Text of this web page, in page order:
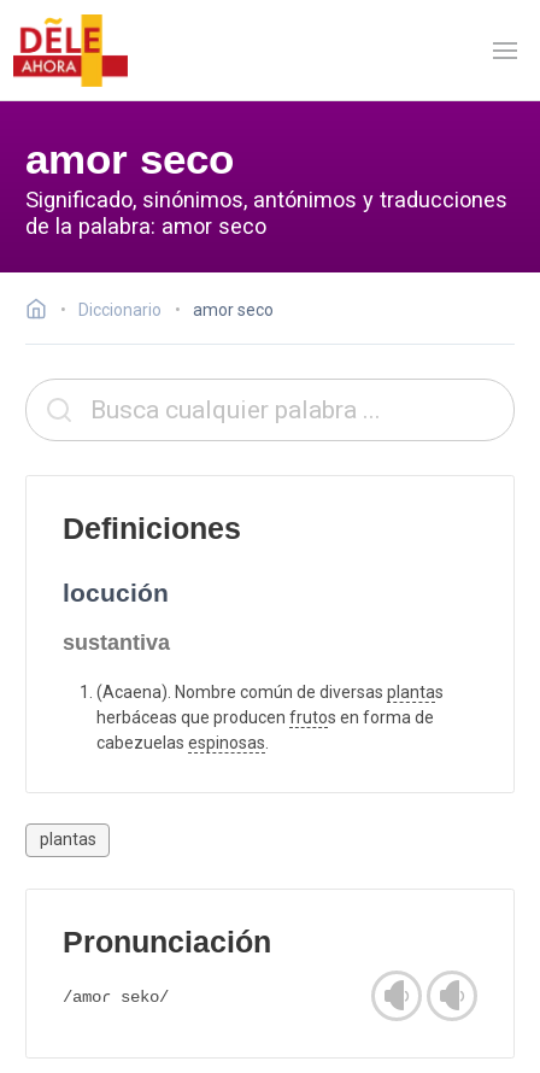
amor seco
Significado, sinónimos, antónimos y traducciones
de la palabra: amor seco
Diccionario amor seco
Definiciones
locución
sustantiva
(Acaena). Nombre común de diversas plantas
herbáceas que producen frutos en forma de
cabezuelas espinosas
plantas
Pronunciación
/amoɾ seko/